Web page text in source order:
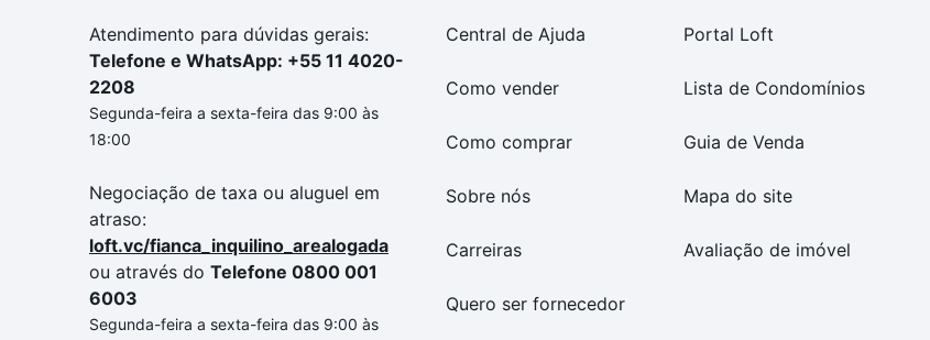
Atendimento para dúvidas gerais:
Telefone e WhatsApp: +55 11 4020-
2208
Segunda-feira a sexta-feira das 9:00 às
18:00
Negociação de taxa ou aluguel em
atraso:
loft.vc/fianca_inquilino_arealogada
ou através do Telefone 0800 001
6003
Segunda-feira a sexta-feira das 9:00 às
Central de Ajuda
Como vender
Como comprar
Sobre nós
Carreiras
Quero ser fornecedor
Portal Loft
Lista de Condomínios
Guia de Venda
Mapa do site
Avaliação de imóvel